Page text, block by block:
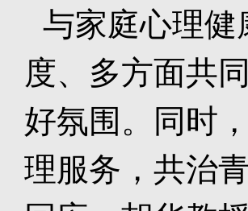
与家庭心理健
度、多方面共
好氛围。同时
理服务，共治